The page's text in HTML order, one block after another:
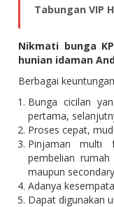
Tabungan VIP
Nikmati bunga
hunian idaman
Berbagai
Bunga cicilan
pertama,
Proses cepat,
Pinjaman multi
pembelian
maupun secondary
Adanya
Dapat digunakan